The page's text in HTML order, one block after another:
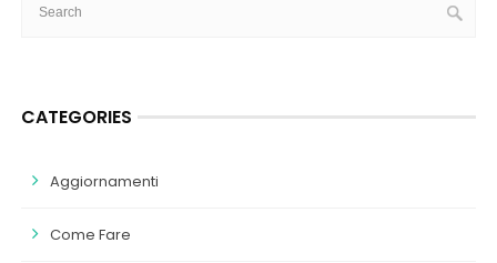
CATEGORIES
Aggiornamenti
Come Fare